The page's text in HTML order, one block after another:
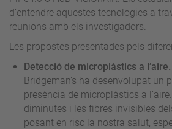
d’entendre aquestes tecnologies a
reunions amb els investigadors.
Les propostes presentades pels
Detecció de microplàstics a l’aire.
Bridgeman’s ha desenvolupat un
presència de microplàstics a
diminutes i les fibres invisibles
posant en risc la nostra salut,